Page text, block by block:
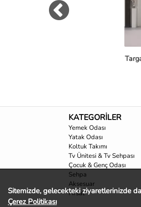
KATEGORİLER
Yemek Odası
Yatak Odası
Koltuk Takımı
Tv Ünitesi & Tv Sehpası
Çocuk & Genç Odası
Sehpa
Aksesuar
Fırsat
Sitemizde, gelecekteki ziyaretlerinizde
Çerez Politikası